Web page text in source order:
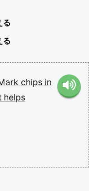
る
る
chips in
helps